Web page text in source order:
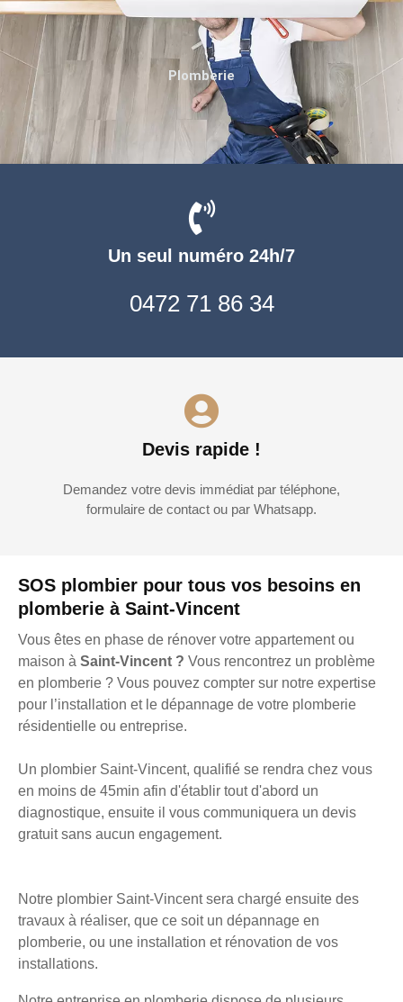
SOS plombier pour tous vos besoins en
plomberie à Saint-Vincent
Vous êtes en phase de rénover votre appartement ou
maison à Saint-Vincent ? Vous rencontrez un problème
en plomberie ? Vous pouvez compter sur notre expertise
pour l’installation et le dépannage de votre plomberie
résidentielle ou entreprise.
Un plombier Saint-Vincent, qualifié se rendra chez vous
en moins de 45min afin d'établir tout d'abord un
diagnostique, ensuite il vous communiquera un devis
gratuit sans aucun engagement.
Notre plombier Saint-Vincent sera chargé ensuite des
travaux à réaliser, que ce soit un dépannage en
plomberie, ou une installation et rénovation de vos
installations.
Un seul numéro 24h/7
0472 71 86 34
Devis rapide !
Demandez votre devis immédiat par téléphone,
formulaire de contact ou par Whatsapp.
Plomberie